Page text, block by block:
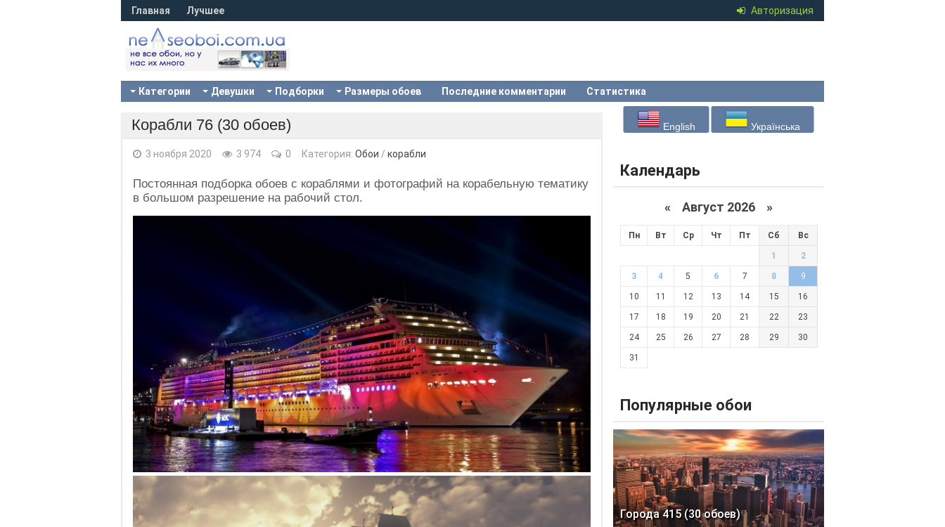
Авторизация
Главная Лучшее
Категории Девушки Подборки Размеры обоев Последние комментарии Статистика
Корабли 76 (30 обоев)
3 ноября 2020 3 974 0 Категория: Обои / корабли
Постоянная подборка обоев с кораблями и фотографий на корабельную тематику
в большом разрешение на рабочий стол.
English Українська
Календарь
« Август 2026 »
Пн Вт Ср Чт Пт Сб Вс
1 2
3 4 5 6 7 8 9
10 11 12 13 14 15 16
17 18 19 20 21 22 23
24 25 26 27 28 29 30
31
Популярные обои
Города 415 (30 обоев)